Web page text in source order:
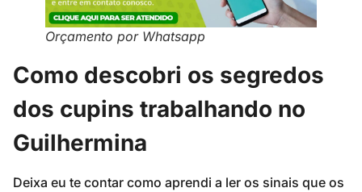
Orçamento por Whatsapp
Como descobri os segredos
dos cupins trabalhando no
Guilhermina
Deixa eu te contar como aprendi a ler os sinais que os